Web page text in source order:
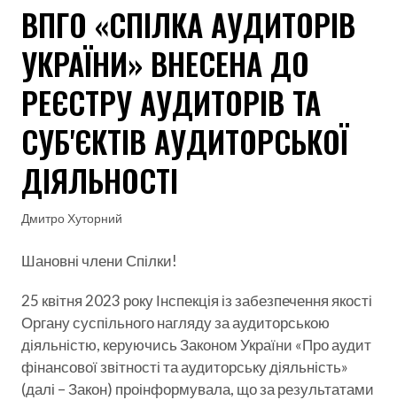
ВПГО «СПІЛКА АУДИТОРІВ
УКРАЇНИ» ВНЕСЕНА ДО
РЕЄСТРУ АУДИТОРІВ ТА
СУБ'ЄКТІВ АУДИТОРСЬКОЇ
ДІЯЛЬНОСТІ
Дмитро Хуторний
Шановні члени Спілки!
25 квітня 2023 року Інспекція із забезпечення якості
Органу суспільного нагляду за аудиторською
діяльністю, керуючись Законом України «Про аудит
фінансової звітності та аудиторську діяльність»
(далі – Закон) проінформувала, що за результатами